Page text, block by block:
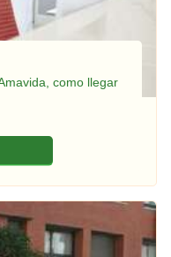
como llegar